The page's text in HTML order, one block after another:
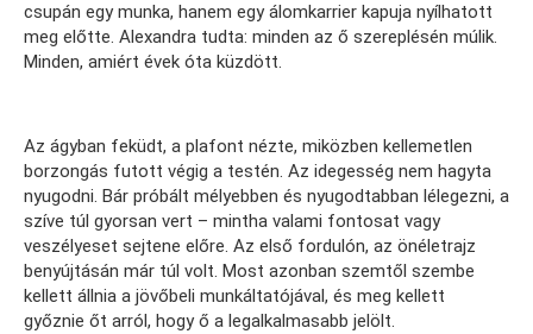
csupán egy munka, hanem egy álomkarrier kapuja nyílhatott
meg előtte. Alexandra tudta: minden az ő szereplésén múlik.
Minden, amiért évek óta küzdött.
Az ágyban feküdt, a plafont nézte, miközben kellemetlen
borzongás futott végig a testén. Az idegesség nem hagyta
nyugodni. Bár próbált mélyebben és nyugodtabban lélegezni, a
szíve túl gyorsan vert – mintha valami fontosat vagy
veszélyeset sejtene előre. Az első fordulón, az önéletrajz
benyújtásán már túl volt. Most azonban szemtől szembe
kellett állnia a jövőbeli munkáltatójával, és meg kellett
győznie őt arról, hogy ő a legalkalmasabb jelölt.